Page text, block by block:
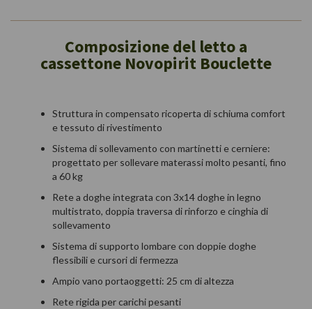
Composizione del letto a
cassettone Novopirit Bouclette
Struttura in compensato ricoperta di schiuma comfort
e tessuto di rivestimento
Sistema di sollevamento con martinetti e cerniere:
progettato per sollevare materassi molto pesanti, fino
a 60 kg
Rete a doghe integrata con 3x14 doghe in legno
multistrato, doppia traversa di rinforzo e cinghia di
sollevamento
Sistema di supporto lombare con doppie doghe
flessibili e cursori di fermezza
Ampio vano portaoggetti: 25 cm di altezza
Rete rigida per carichi pesanti